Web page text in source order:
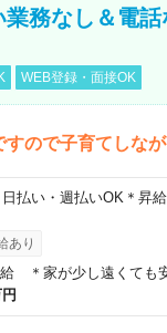
業務なし＆電
WEB登録・面接OK
ので子育てしな
払い・週払いOK＊昇
あり
＊家が少し遠くても